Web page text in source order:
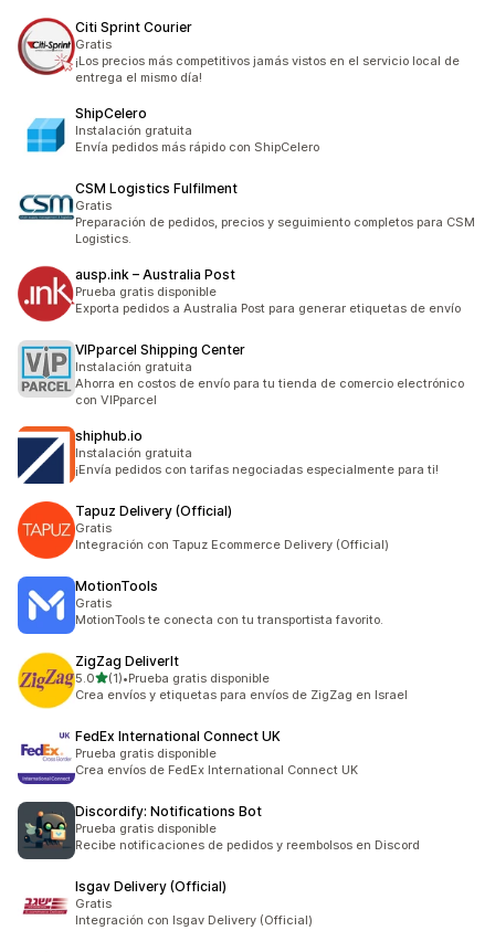
Citi Sprint Courier
Gratis
¡Los precios más competitivos jamás vistos en el servicio local de
entrega el mismo día!
ShipCelero
Instalación gratuita
Envía pedidos más rápido con ShipCelero
CSM Logistics Fulfilment
Gratis
Preparación de pedidos, precios y seguimiento completos para CSM
Logistics.
ausp.ink – Australia Post
Prueba gratis disponible
Exporta pedidos a Australia Post para generar etiquetas de envío
VIPparcel Shipping Center
Instalación gratuita
Ahorra en costos de envío para tu tienda de comercio electrónico
con VIPparcel
shiphub.io
Instalación gratuita
¡Envía pedidos con tarifas negociadas especialmente para ti!
Tapuz Delivery (Official)
Gratis
Integración con Tapuz Ecommerce Delivery (Official)
MotionTools
Gratis
MotionTools te conecta con tu transportista favorito.
ZigZag DeliverIt
5.0de 5 estrellas
(1)
1 reseñas en total
•Prueba gratis disponible
Crea envíos y etiquetas para envíos de ZigZag en Israel
FedEx International Connect UK
Prueba gratis disponible
Crea envíos de FedEx International Connect UK
Discordify: Notifications Bot
Prueba gratis disponible
Recibe notificaciones de pedidos y reembolsos en Discord
Isgav Delivery (Official)
Gratis
Integración con Isgav Delivery (Official)